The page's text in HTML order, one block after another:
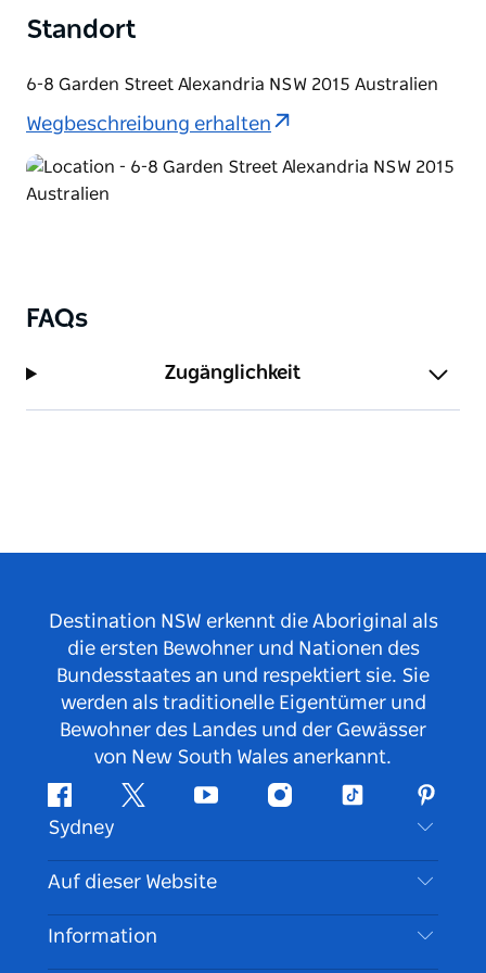
berühmten Sehenswürdigkeiten von Sydney zu
erkunden.
Standort
6-8 Garden Street Alexandria NSW 2015 Australien
Wegbeschreibung erhalten
FAQs
Zugänglichkeit
Destination NSW erkennt die Aboriginal als
die ersten Bewohner und Nationen des
Bundesstaates an und respektiert sie. Sie
werden als traditionelle Eigentümer und
Bewohner des Landes und der Gewässer
von New South Wales anerkannt.
FacebookTwitter YouTubeInstagramTikTok
Sydney
Kontaktieren Sie uns
Haftungsausschluss
Auf dieser Website
Reiseziele
Aktivitäten
Information